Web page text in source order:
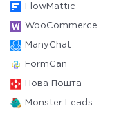
FlowMattic
WooCommerce
ManyChat
FormCan
Нова Пошта
Monster Leads